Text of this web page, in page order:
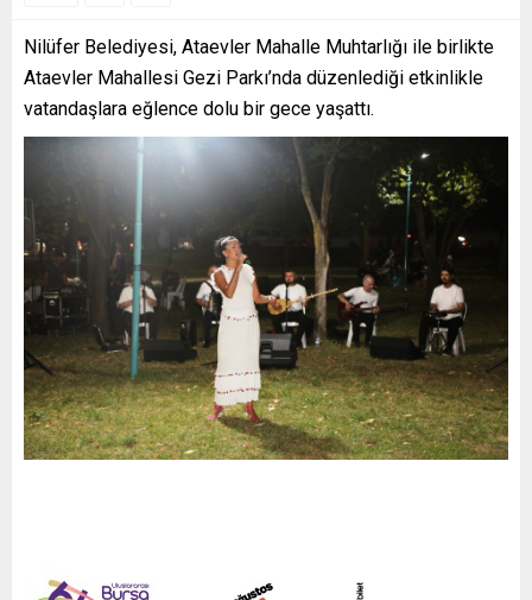
Nilüfer Belediyesi, Ataevler Mahalle Muhtarlığı ile birlikte
Ataevler Mahallesi Gezi Parkı’nda düzenlediği etkinlikle
vatandaşlara eğlence dolu bir gece yaşattı.